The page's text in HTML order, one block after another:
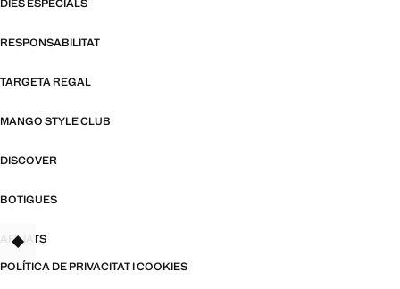
DIES ESPECIALS
RESPONSABILITAT
TARGETA REGAL
MANGO STYLE CLUB
DISCOVER
BOTIGUES
AFILIATS
POLÍTICA DE PRIVACITAT I COOKIES